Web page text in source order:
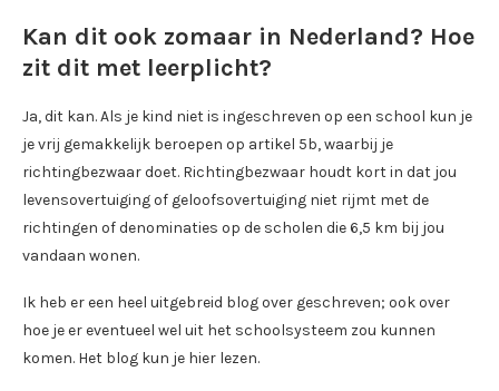
Kan dit ook zomaar in Nederland? Hoe
zit dit met leerplicht?
Ja, dit kan. Als je kind niet is ingeschreven op een school kun je
je vrij gemakkelijk beroepen op artikel 5b, waarbij je
richtingbezwaar doet. Richtingbezwaar houdt kort in dat jou
levensovertuiging of geloofsovertuiging niet rijmt met de
richtingen of denominaties op de scholen die 6,5 km bij jou
vandaan wonen.
Ik heb er een heel uitgebreid blog over geschreven; ook over
hoe je er eventueel wel uit het schoolsysteem zou kunnen
komen. Het blog kun je hier lezen.